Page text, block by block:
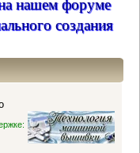
нашем форуме
создания